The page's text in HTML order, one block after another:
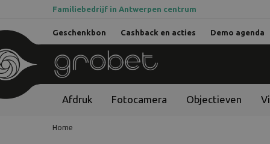
Familiebedrijf in Antwerpen centrum
Geschenkbon Cashback en acties Demo agenda
Afdruk Fotocamera Objectieven
Home